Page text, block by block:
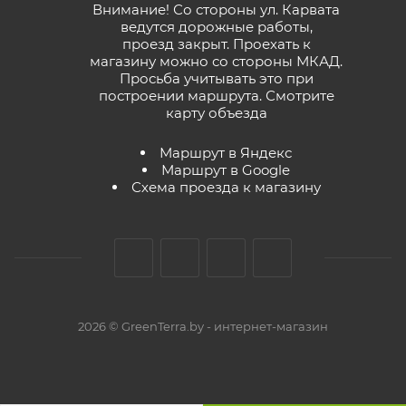
Внимание! Со стороны ул. Карвата
ведутся дорожные работы,
проезд закрыт. Проехать к
магазину можно со стороны МКАД.
Просьба учитывать это при
построении маршрута. Смотрите
карту объезда
Маршрут в Яндекс
Маршрут в Google
Схема проезда к магазину
2026 © GreenTerra.by - интернет-магазин